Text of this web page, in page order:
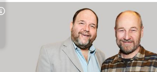
Untermenü
Untermenü
Copyright-Hinweis öffnen/schließen